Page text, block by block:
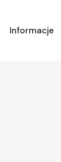
Informacje